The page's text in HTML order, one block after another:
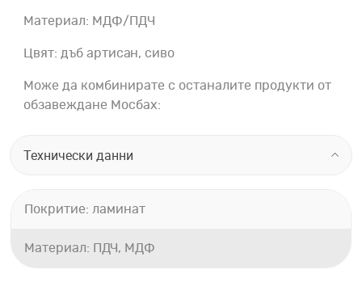
Материал: МДФ/ПДЧ
Цвят: дъб артисан, сиво
Може да комбинирате с останалите продукти от
обзавеждане Мосбах:
Технически данни
Покритие: ламинат
Материал: ПДЧ, МДФ